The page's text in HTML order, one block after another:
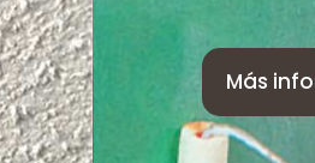
Más